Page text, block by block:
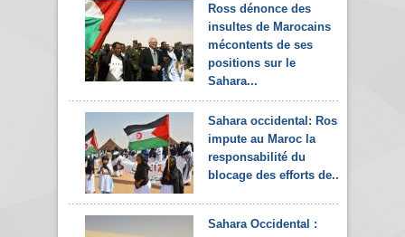
Ross dénonce des
insultes de Marocains
mécontents de ses
positions sur le
Sahara...
Sahara occidental: Ross
impute au Maroc la
responsabilité du
blocage des efforts de...
Sahara Occidental :